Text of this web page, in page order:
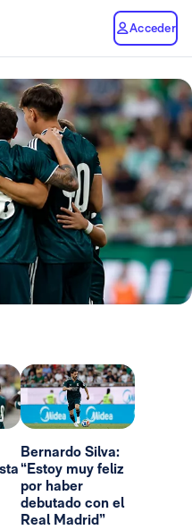
Acceder
Bernardo Silva:
“Estoy muy feliz
por haber
debutado con el
Real Madrid”